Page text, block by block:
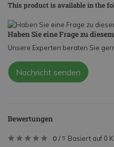
This product is available in the
Haben Sie eine Frage zu
Unsere Experten beraten Sie
Nachricht senden
Bewertungen
0 / 5 Basiert auf 0